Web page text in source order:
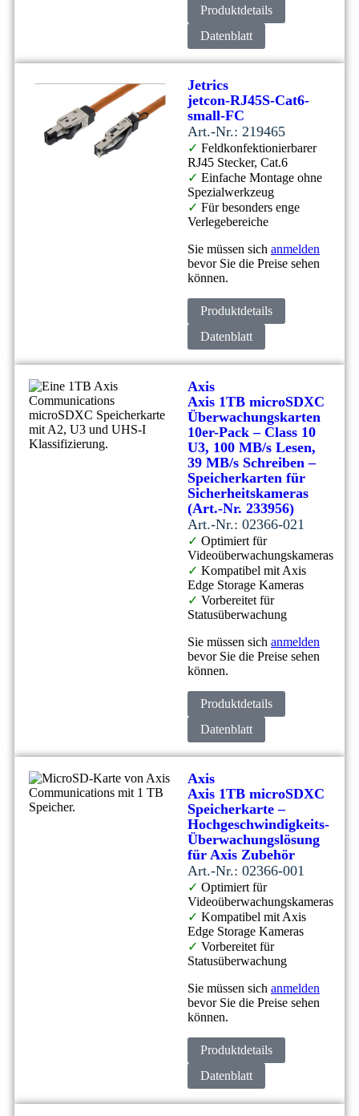
Produktdetails
Datenblatt
Jetrics
jetcon-RJ45S-Cat6-
small-FC
Art.-Nr.: 219465
✓ Feldkonfektionierbarer
RJ45 Stecker, Cat.6
✓ Einfache Montage ohne
Spezialwerkzeug
✓ Für besonders enge
Verlegebereiche
Sie müssen sich anmelden
bevor Sie die Preise sehen
können.
Produktdetails
Datenblatt
Axis
Axis 1TB microSDXC
Überwachungskarten
10er-Pack – Class 10
U3, 100 MB/s Lesen,
39 MB/s Schreiben –
Speicherkarten für
Sicherheitskameras
(Art.-Nr. 233956)
Art.-Nr.: 02366-021
✓ Optimiert für
Videoüberwachungskameras
✓ Kompatibel mit Axis
Edge Storage Kameras
✓ Vorbereitet für
Statusüberwachung
Sie müssen sich anmelden
bevor Sie die Preise sehen
können.
Produktdetails
Datenblatt
Axis
Axis 1TB microSDXC
Speicherkarte –
Hochgeschwindigkeits-
Überwachungslösung
für Axis Zubehör
Art.-Nr.: 02366-001
✓ Optimiert für
Videoüberwachungskameras
✓ Kompatibel mit Axis
Edge Storage Kameras
✓ Vorbereitet für
Statusüberwachung
Sie müssen sich anmelden
bevor Sie die Preise sehen
können.
Produktdetails
Datenblatt